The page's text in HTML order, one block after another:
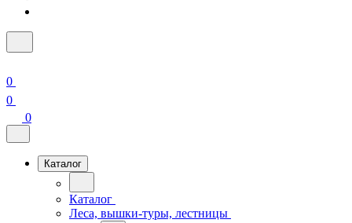
0
0
0
Каталог
Каталог
Леса, вышки-туры, лестницы